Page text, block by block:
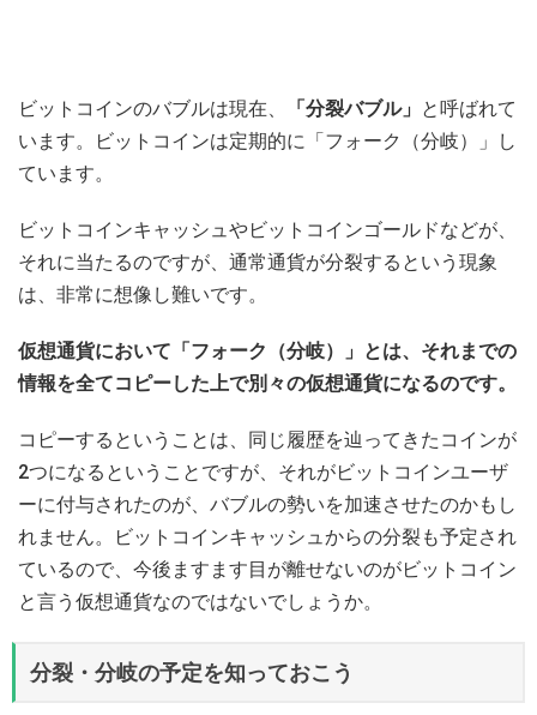
ビットコインのバブルは現在、 「分裂バブル」 と呼ばれて
います。ビットコインは定期的に「フォーク（分岐）」し
ています。
ビットコインキャッシュやビットコインゴールドなどが、
それに当たるのですが、通常通貨が分裂するという現象
は、非常に想像し難いです。
仮想通貨において「フォーク（分岐）」とは、それまでの
情報を全てコピーした上で別々の仮想通貨になるのです。
コピーするということは、同じ履歴を辿ってきたコインが
2つになるということですが、それがビットコインユーザ
ーに付与されたのが、バブルの勢いを加速させたのかもし
れません。ビットコインキャッシュからの分裂も予定され
ているので、今後ますます目が離せないのがビットコイン
と言う仮想通貨なのではないでしょうか。
分裂・分岐の予定を知っておこう